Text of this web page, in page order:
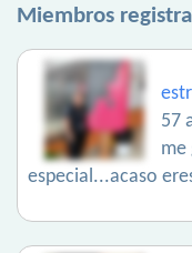
Miembros
57
me
especial...acaso